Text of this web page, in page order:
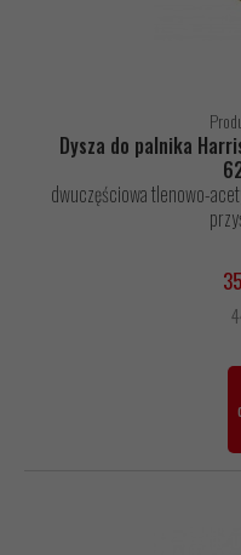
Dysza do palnika
dwuczęściowa tlenowo-